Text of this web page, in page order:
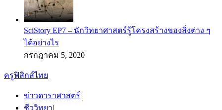
SciStory EP7 – นักวิทยาศาสตร์รู้โครงสร้างของสิ่งต่าง ๆ
ได้อย่างไร
กรกฎาคม 5, 2020
ครูฟิสิกส์ไทย
ข่าวดาราศาสตร์|
ชีววิทยา|